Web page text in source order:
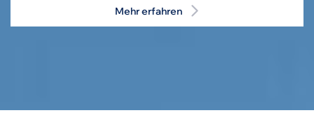
Mehr erfahren